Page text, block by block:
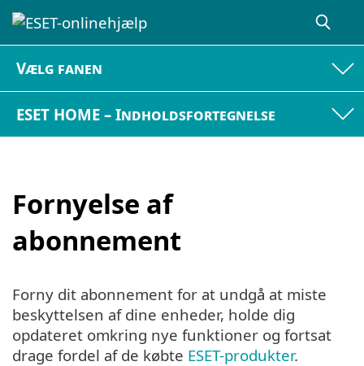
Vælg fanen
ESET HOME – Indholdsfortegnelse
Fornyelse af
abonnement
Forny dit abonnement for at undgå at miste
beskyttelsen af dine enheder, holde dig
opdateret omkring nye funktioner og fortsat
drage fordel af de købte ESET-produkter.